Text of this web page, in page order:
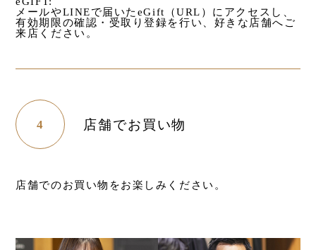
メールやLINEで届いたeGift（URL）にアクセスし、
有効期限の確認・受取り登録を行い、好きな店舗へご
来店ください。
4 店舗でお買い物
店舗でのお買い物をお楽しみください。